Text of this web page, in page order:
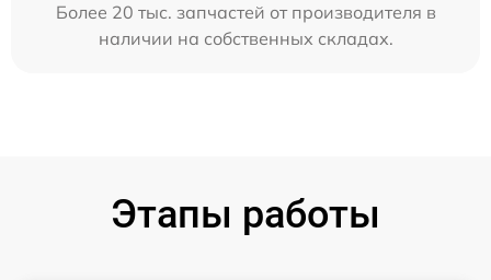
Более 20 тыс. запчастей от производителя в
наличии на собственных складах.
Этапы работы